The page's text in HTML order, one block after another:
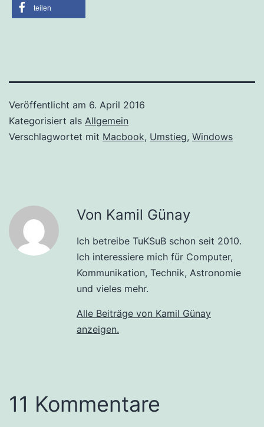
teilen
Veröffentlicht am 6. April 2016
Kategorisiert als Allgemein
Verschlagwortet mit Macbook, Umstieg, Windows
Von Kamil Günay
Ich betreibe TuKSuB schon seit 2010.
Ich interessiere mich für Computer,
Kommunikation, Technik, Astronomie
und vieles mehr.
Alle Beiträge von Kamil Günay
anzeigen.
11 Kommentare